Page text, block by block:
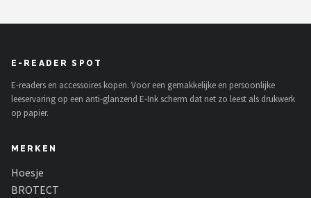
E-READER SPOT
E-readers en accessoires kopen. Voor een gemakkelijke en persoonlijke
leeservaring op een anti-glanzend E-Ink scherm dat net zo leest als drukwerk
op papier.
MERKEN
Hoesje
BROTECT